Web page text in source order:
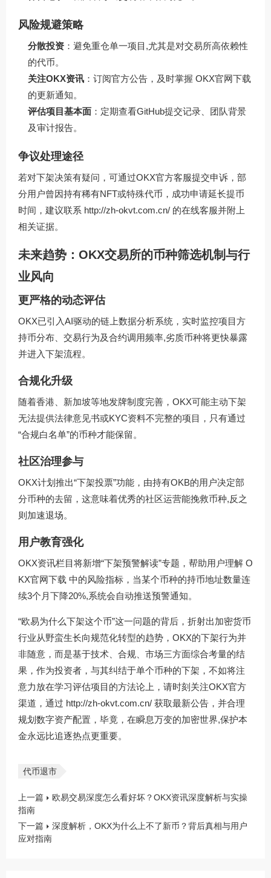
风险规避策略
分散投资 ：避免重仓单一项目,尤其是对交易所高依赖性
的代币。
关注OKX资讯 ：订阅官方公告，及时掌握 OKX官网下载
的更新通知。
评估项目基本面 ：定期查看GitHub提交记录、团队背景
及审计报告。
争议处理途径
若对下架决策有疑问，可通过OKX官方客服提交申诉，部
分用户曾因持有稀有NFT或特殊代币，成功申请延长提币
时间，建议联系 http://zh-okvt.com.cn/ 的在线客服并附上
相关证据。
未来趋势：OKX交易所的币种筛选机制与行
业风向
更严格的动态评估
OKX已引入AI驱动的链上数据分析系统，实时监控项目方
持币分布、交易行为及合约调用频率,劣质币种将更快暴露
并进入下架流程。
合规化升级
随着香港、新加坡等地发牌制度完善，OKX可能主动下架
无法提供法律意见书或KYC资料不完整的项目，只有通过
“合规白名单”的币种才能保留。
社区治理参与
OKX计划推出“下架投票”功能，由持有OKB的用户决定部
分币种的去留，这意味着优秀的社区运营能挽救币种,反之
则加速退场。
用户教育强化
OKX资讯栏目将新增“下架预警解读”专题，帮助用户理解 O
KX官网下载 中的风险指标，当某个币种的持币地址数量连
续3个月下降20%,系统会自动推送预警通知。
“欧易为什么下架这个币”这一问题的背后，折射出加密货币
行业从野蛮生长向规范化转型的趋势，OKX的下架行为并
非随意，而是基于技术、合规、市场三方面综合考量的结
果，作为投资者，与其纠结于单个币种的下架，不如将注
意力放在学习评估项目的方法论上，请时刻关注OKX官方
渠道，通过 http://zh-okvt.com.cn/ 获取最新公告，并合理
规划数字资产配置，毕竟，在瞬息万变的加密世界,保护本
金永远比追逐热点更重要。
代币退市
上一篇
欧易交易深度怎么看好坏？OKX资讯深度解析与实操
指南
下一篇
深度解析，OKX为什么上不了新币？背后真相与用户
应对指南